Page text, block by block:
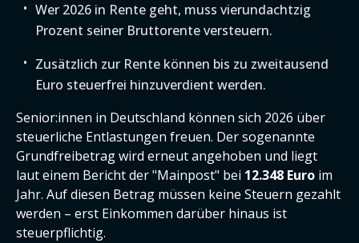
Wer 2026 in Rente geht, muss vierundachtzig
Prozent seiner Bruttorente versteuern.
Zusätzlich zur Rente können bis zu zweitausend
Euro steuerfrei hinzuverdient werden.
Senior:innen in Deutschland können sich 2026 über
steuerliche Entlastungen freuen. Der sogenannte
Grundfreibetrag wird erneut angehoben und liegt
laut einem Bericht der "Mainpost" bei 12.348 Euro im
Jahr. Auf diesen Betrag müssen keine Steuern gezahlt
werden – erst Einkommen darüber hinaus ist
steuerpflichtig.